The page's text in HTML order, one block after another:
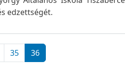
edzettségét.
35 36